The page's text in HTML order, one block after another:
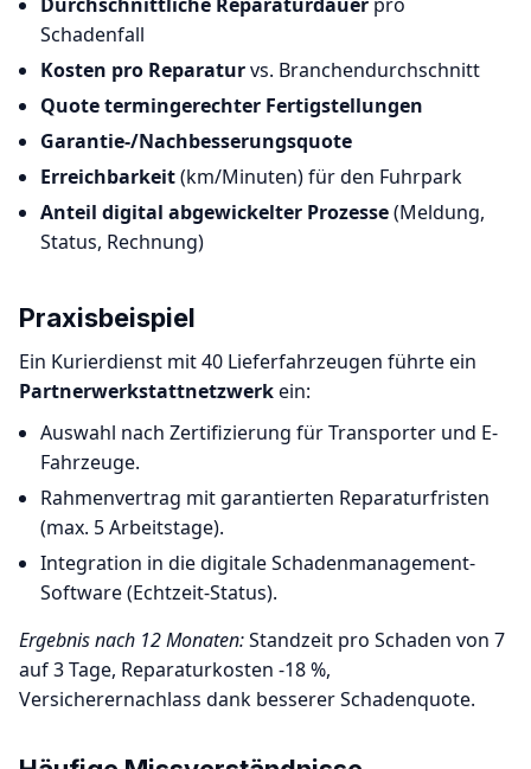
Schadenfall
Kosten pro Reparaturvs. Branchendurchschnitt
Quote termingerechter Fertigstellungen
Garantie-/Nachbesserungsquote
Erreichbarkeit(km/Minuten) für den Fuhrpark
Anteil digital abgewickelter Prozesse(Meldung,
Status, Rechnung)
Praxisbeispiel
Ein Kurierdienst mit 40 Lieferfahrzeugen führte ein
Partnerwerkstattnetzwerkein:
Auswahl nach Zertifizierung für Transporter und E-
Fahrzeuge.
Rahmenvertrag mit garantierten Reparaturfristen
(max. 5 Arbeitstage).
Integration in die digitale Schadenmanagement-
Software (Echtzeit-Status).
Ergebnis nach 12 Monaten:Standzeit pro Schaden von 7
auf 3 Tage, Reparaturkosten -18 %,
Versicherernachlass dank besserer Schadenquote.